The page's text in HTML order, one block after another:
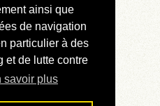
ainsi que
de navigation
particulier à des
et de lutte contre
savoir plus